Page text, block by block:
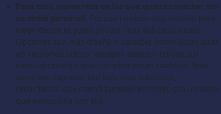
Para esos momentos en los que quiere conectar con
su estilo personal. Porque también hay espacio para
elegir desde el gusto propio, más allá de la rutina.
Opciones con más diseño o carácter, como botas altas
en versiones dressy, western, suede o tejidas, así
como accesorios que complementan cualquier look,
permiten expresar ese lado más auténtico,
recordando que mamá también es mujer, con un estilo
que evoluciona con ella.